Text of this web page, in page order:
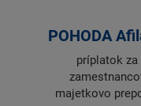
POHODA
príplatok
majetkovo